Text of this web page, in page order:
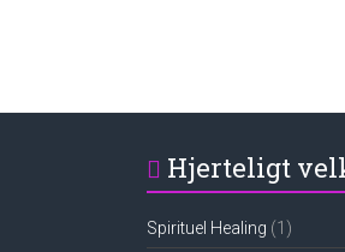
Hjerteligt
Spirituel Healing (1)